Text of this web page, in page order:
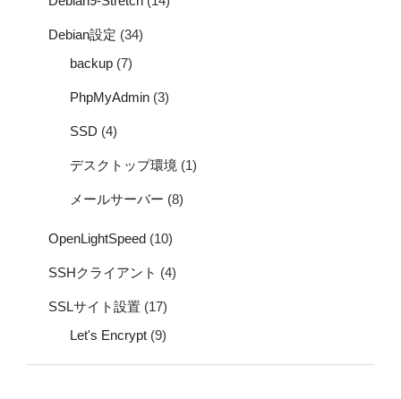
Debian設定 (34)
backup (7)
PhpMyAdmin (3)
SSD (4)
デスクトップ環境 (1)
メールサーバー (8)
OpenLightSpeed (10)
SSHクライアント (4)
SSLサイト設置 (17)
Let's Encrypt (9)